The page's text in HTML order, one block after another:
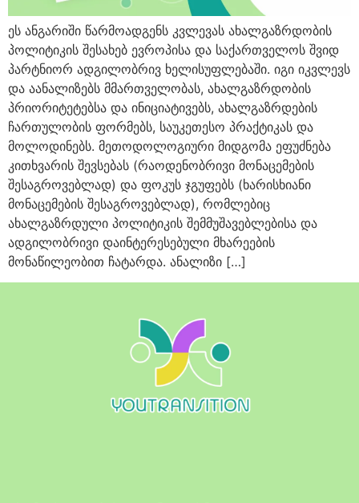
ეს ანგარიში წარმოადგენს კვლევას ახალგაზრდობის
პოლიტიკის შესახებ ევროპისა და საქართველოს შვიდ
პარტნიორ ადგილობრივ ხელისუფლებაში. იგი იკვლევს
და აანალიზებს მმართველობას, ახალგაზრდობის
პრიორიტეტებსა და ინიციატივებს, ახალგაზრდების
ჩართულობის ფორმებს, საუკეთესო პრაქტიკას და
მოლოდინებს. მეთოდოლოგიური მიდგომა ეფუძნება
კითხვარის შევსებას (რაოდენობრივი მონაცემების
შესაგროვებლად) და ფოკუს ჯგუფებს (ხარისხიანი
მონაცემების შესაგროვებლად), რომლებიც
ახალგაზრდული პოლიტიკის შემმუშავებლებისა და
ადგილობრივი დაინტერესებული მხარეების
მონაწილეობით ჩატარდა. ანალიზი […]